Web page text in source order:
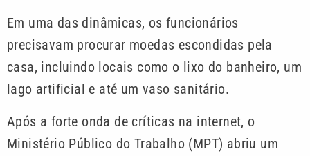
Em uma das dinâmicas, os funcionários
precisavam procurar moedas escondidas pela
casa, incluindo locais como o lixo do banheiro, um
lago artificial e até um vaso sanitário.
Após a forte onda de críticas na internet, o
Ministério Público do Trabalho (MPT) abriu um